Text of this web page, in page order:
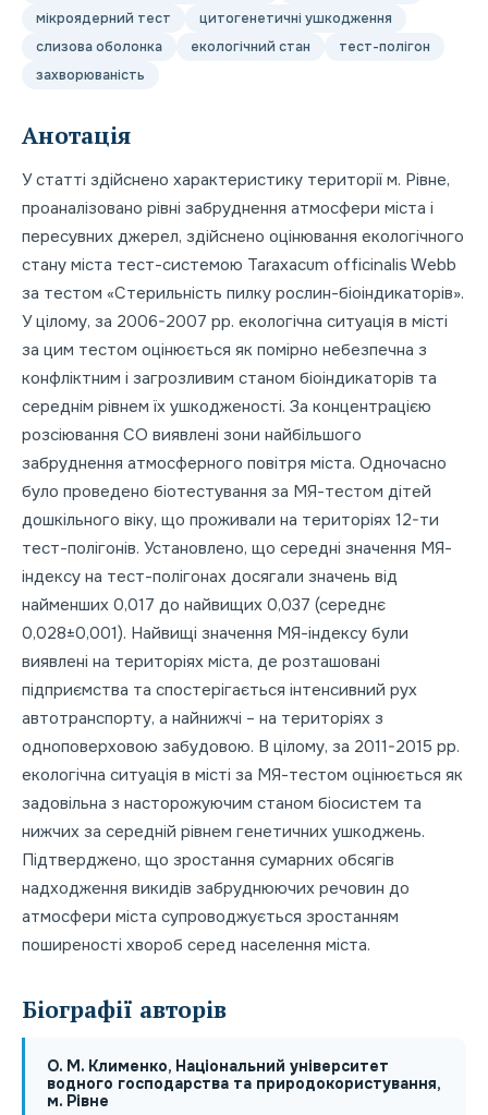
мікроядерний тест
цитогенетичні ушкодження
слизова оболонка
екологічний стан
тест-полігон
захворюваність
Анотація
У статті здійснено характеристику території м. Рівне,
проаналізовано рівні забруднення атмосфери міста і
пересувних джерел, здійснено оцінювання екологічного
стану міста тест-системою Taraxacum officinalis Webb
за тестом «Стерильність пилку рослин-біоіндикаторів».
У цілому, за 2006-2007 рр. екологічна ситуація в місті
за цим тестом оцінюється як помірно небезпечна з
конфліктним і загрозливим станом біоіндикаторів та
середнім рівнем їх ушкодженості. За концентрацією
розсіювання СО виявлені зони найбільшого
забруднення атмосферного повітря міста. Одночасно
було проведено біотестування за МЯ-тестом дітей
дошкільного віку, що проживали на територіях 12-ти
тест-полігонів. Установлено, що середні значення МЯ-
індексу на тест-полігонах досягали значень від
найменших 0,017 до найвищих 0,037 (середнє
0,028±0,001). Найвищі значення МЯ-індексу були
виявлені на територіях міста, де розташовані
підприємства та спостерігається інтенсивний рух
автотранспорту, а найнижчі – на територіях з
одноповерховою забудовою. В цілому, за 2011-2015 рр.
екологічна ситуація в місті за МЯ-тестом оцінюється як
задовільна з насторожуючим станом біосистем та
нижчих за середній рівнем генетичних ушкоджень.
Підтверджено, що зростання сумарних обсягів
надходження викидів забруднюючих речовин до
атмосфери міста супроводжується зростанням
поширеності хвороб серед населення міста.
Біографії авторів
О. М. Клименко, Національний університет
водного господарства та природокористування,
м. Рівне